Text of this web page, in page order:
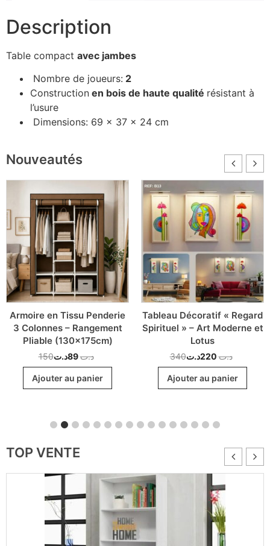
Description
Table compact avec jambes
Nombre de joueurs: 2
Construction en bois de haute qualité résistant à
l’usure
Dimensions: 69 x 37 x 24 cm
Nouveautés
Armoire en Tissu Penderie
3 Colonnes – Rangement
Pliable (130x175cm)
150 د.ت89د.ت
Ajouter au panier
Tableau Décoratif « Regard
Spirituel » – Art Moderne et
Lotus
340 د.ت 220د.ت
Ajouter au panier
TOP VENTE